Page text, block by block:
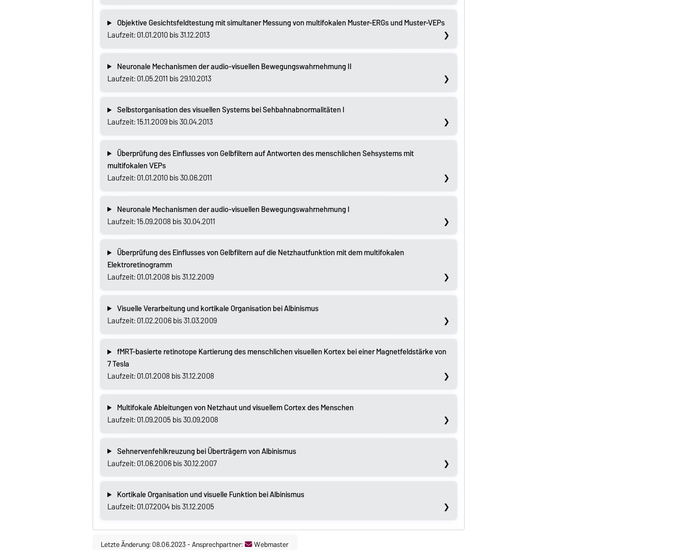
Objektive Gesichtsfeldtestung mit simultaner Messung von multifokalen Muster-ERGs und Muster-VEPs
Laufzeit: 01.01.2010 bis 31.12.2013
Neuronale Mechanismen der audio-visuellen Bewegungswahrnehmung II
Laufzeit: 01.05.2011 bis 29.10.2013
Selbstorganisation des visuellen Systems bei Sehbahnabnormalitäten I
Laufzeit: 15.11.2009 bis 30.04.2013
Überprüfung des Einflusses von Gelbfiltern auf Antworten des menschlichen Sehsystems mit
multifokalen VEPs
Laufzeit: 01.01.2010 bis 30.06.2011
Neuronale Mechanismen der audio-visuellen Bewegungswahrnehmung I
Laufzeit: 15.09.2008 bis 30.04.2011
Überprüfung des Einflusses von Gelbfiltern auf die Netzhautfunktion mit dem multifokalen
Elektroretinogramm
Laufzeit: 01.01.2008 bis 31.12.2009
Visuelle Verarbeitung und kortikale Organisation bei Albinismus
Laufzeit: 01.02.2006 bis 31.03.2009
fMRT-basierte retinotope Kartierung des menschlichen visuellen Kortex bei einer Magnetfeldstärke von
7 Tesla
Laufzeit: 01.01.2008 bis 31.12.2008
Multifokale Ableitungen von Netzhaut und visuellem Cortex des Menschen
Laufzeit: 01.09.2005 bis 30.09.2008
Sehnervenfehlkreuzung bei Überträgern von Albinismus
Laufzeit: 01.06.2006 bis 30.12.2007
Kortikale Organisation und visuelle Funktion bei Albinismus
Laufzeit: 01.07.2004 bis 31.12.2005
Letzte Änderung: 08.06.2023-Ansprechpartner: Webmaster